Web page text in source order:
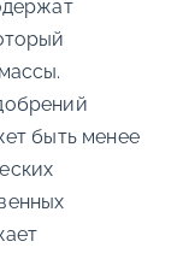
быть менее